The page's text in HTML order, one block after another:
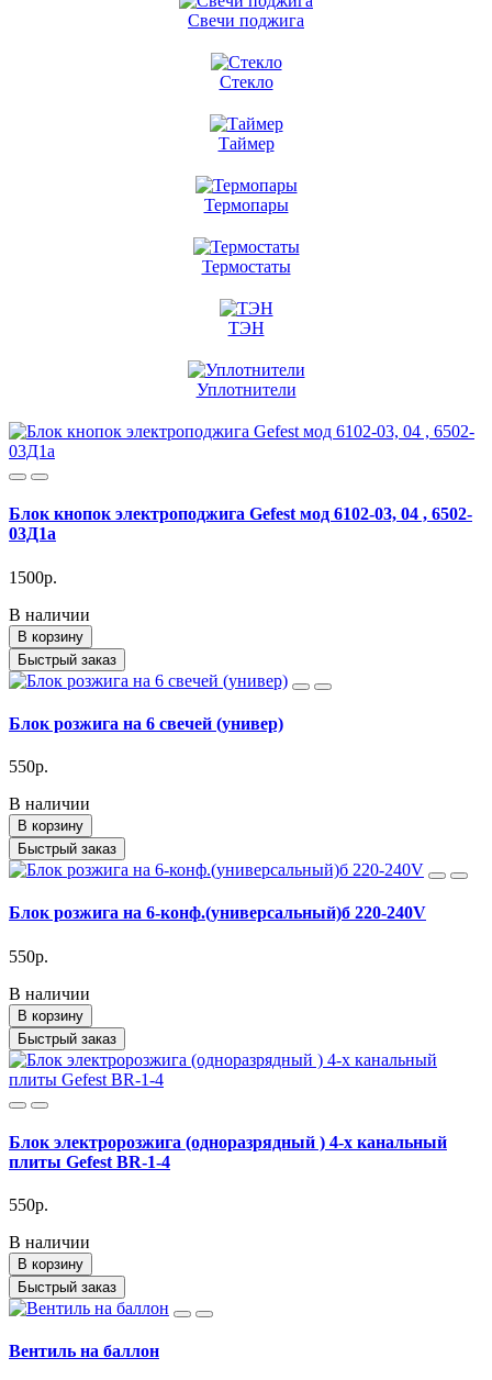
Свечи поджига
Стекло
Таймер
Термопары
Термостаты
ТЭН
Уплотнители
Блок кнопок электроподжига Gefest мод 6102-03, 04 , 6502-
03Д1а
1500р.
В наличии
В корзину
Быстрый заказ
Блок розжига на 6 свечей (универ)
550р.
В наличии
В корзину
Быстрый заказ
Блок розжига на 6-конф.(универсальный)б 220-240V
550р.
В наличии
В корзину
Быстрый заказ
Блок электророзжига (одноразрядный ) 4-х канальный
плиты Gefest BR-1-4
550р.
В наличии
В корзину
Быстрый заказ
Вентиль на баллон